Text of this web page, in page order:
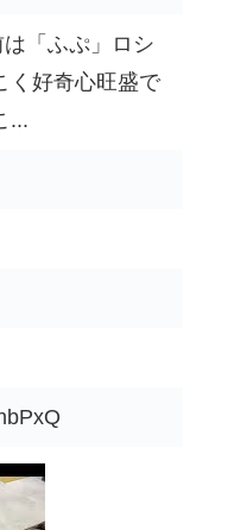
「ふぷ」ロシ
く好奇心旺盛で
...